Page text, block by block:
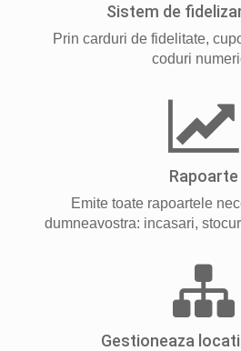
Sistem de
Prin carduri de fidelitate,
coduri
Rapoarte
Emite toate rapoartele
dumneavostra: incasari,
Gestioneaza